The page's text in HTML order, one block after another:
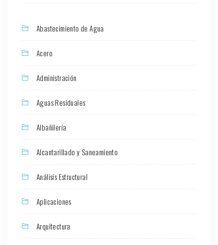
Abastecimiento de Agua
Acero
Administración
Aguas Residuales
Albañilería
Alcantarillado y Saneamiento
Análisis Estructural
Aplicaciones
Arquitectura